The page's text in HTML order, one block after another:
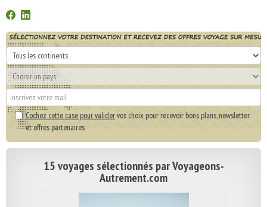
Cochez cette case pour validervos choix pour recevoir bons plans, newsletter
et offres partenaires
15 voyages sélectionnés par Voyageons-
Autrement.com